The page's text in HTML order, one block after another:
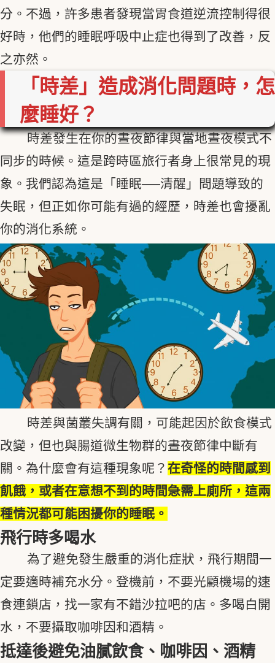
分。不過，許多患者發現當胃食道逆流控制得很
好時，他們的睡眠呼吸中止症也得到了改善，反
之亦然。
「時差」造成消化問題時，怎
麼睡好？
時差發生在你的晝夜節律與當地晝夜模式不
同步的時候。這是跨時區旅行者身上很常見的現
象。我們認為這是「睡眠──清醒」問題導致的
失眠，但正如你可能有過的經歷，時差也會擾亂
你的消化系統。
時差與菌叢失調有關，可能起因於飲食模式
改變，但也與腸道微生物群的晝夜節律中斷有
關。為什麼會有這種現象呢？ 在奇怪的時間感到
飢餓，或者在意想不到的時間急需上廁所，這兩
種情況都可能困擾你的睡眠。
飛行時多喝水
為了避免發生嚴重的消化症狀，飛行期間一
定要適時補充水分。登機前，不要光顧機場的速
食連鎖店，找一家有不錯沙拉吧的店。多喝白開
水，不要攝取咖啡因和酒精。
抵達後避免油膩飲食、咖啡因、酒精